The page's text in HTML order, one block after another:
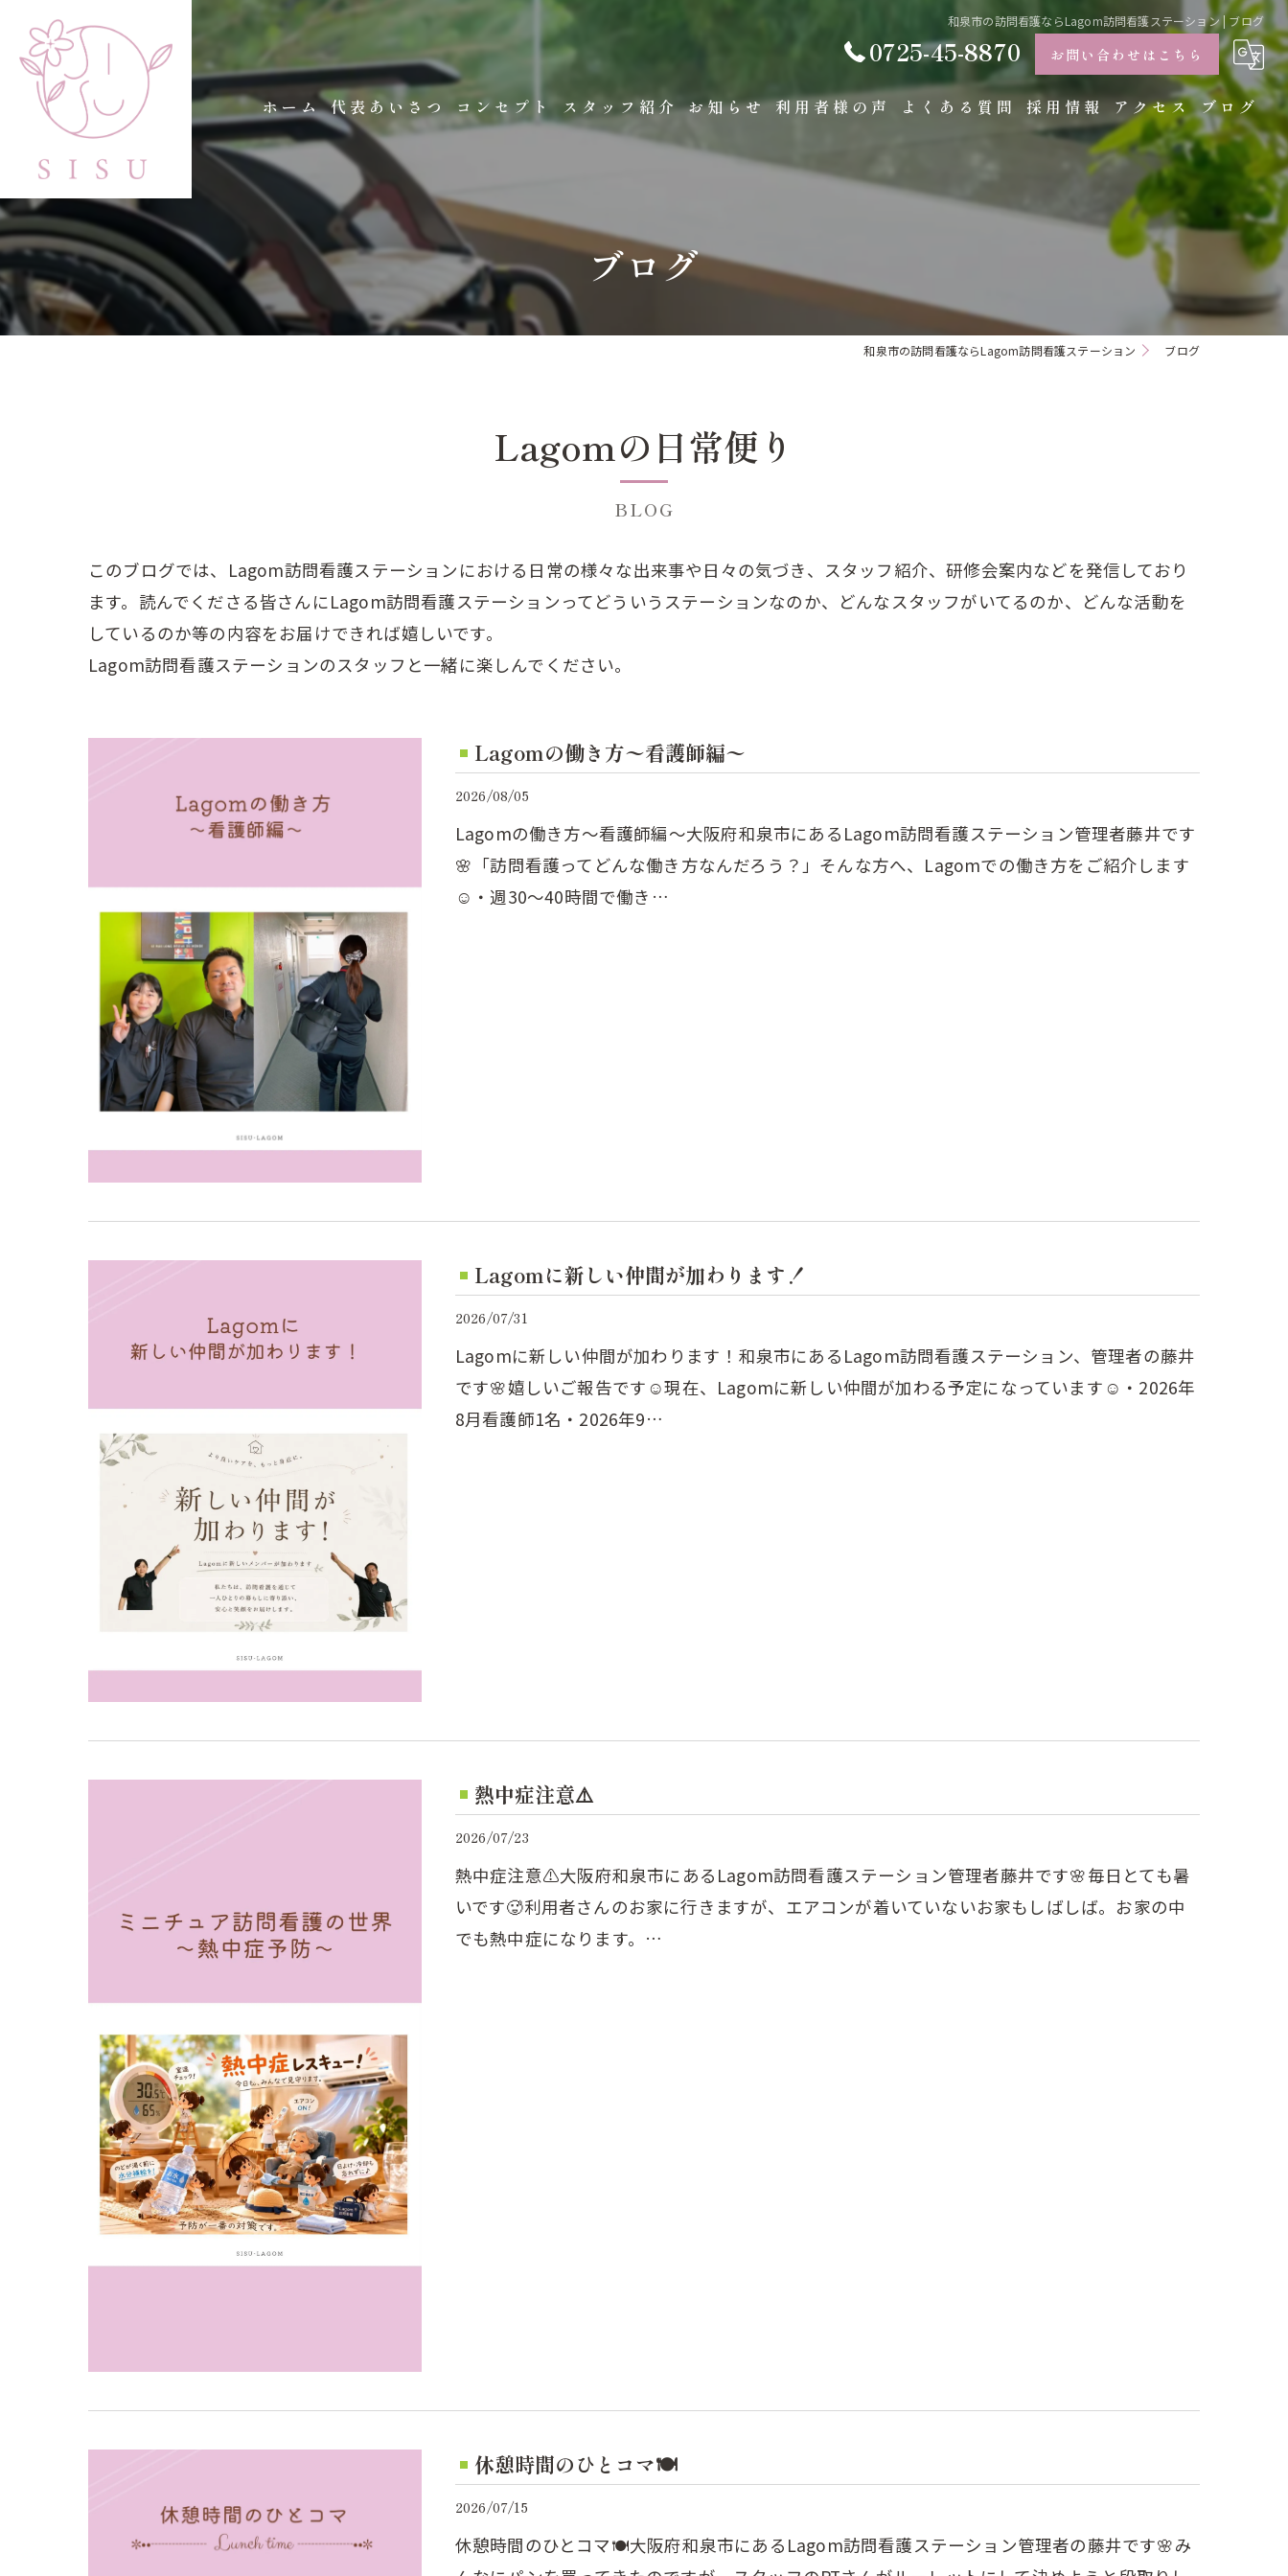
和泉市の訪問看護ならLagom訪問看護ステーション | ブログ
0725-45-8870 お問い合わせはこちら
ホーム 代表あいさつ コンセプト スタッフ紹介 お知らせ
医療保険
リハビリセミナーについて
利用者様の声 よくある質問 採用情報 アクセス ブログ
コラム
ブログ
和泉市の訪問看護ならLagom訪問看護ステーション ブログ
Lagomの日常便り
BLOG
このブログでは、Lagom訪問看護ステーションにおける日常の様々な出来事や日々の気づき、スタッフ紹介、研修会案内などを発信しており
ます。読んでくださる皆さんにLagom訪問看護ステーションってどういうステーションなのか、どんなスタッフがいてるのか、どんな活動を
しているのか等の内容をお届けできれば嬉しいです。
Lagom訪問看護ステーションのスタッフと一緒に楽しんでください。
Lagomの働き方〜看護師編〜
2026/08/05
Lagomの働き方〜看護師編〜⁡大阪府和泉市にあるLagom訪問看護ステーション管理者藤井です
🌸⁡「訪問看護ってどんな働き方なんだろう？」そんな方へ、Lagomでの働き方をご紹介します
☺️⁡・週30〜40時間で働き…
Lagomに新しい仲間が加わります！
2026/07/31
Lagomに新しい仲間が加わります！⁡和泉市にあるLagom訪問看護ステーション、管理者の藤井
です🌸⁡嬉しいご報告です☺️現在、Lagomに新しい仲間が加わる予定になっています☺️⁡・2026年
8月看護師1名・2026年9…
熱中症注意⚠️
2026/07/23
熱中症注意⚠️⁡大阪府和泉市にあるLagom訪問看護ステーション管理者藤井です🌸⁡毎日とても暑
いです🥵利用者さんのお家に行きますが、エアコンが着いていないお家もしばしば。お家の中
でも熱中症になります。…
休憩時間のひとコマ🍽️
2026/07/15
休憩時間のひとコマ🍽️⁡大阪府和泉市にあるLagom訪問看護ステーション管理者の藤井です🌸⁡み